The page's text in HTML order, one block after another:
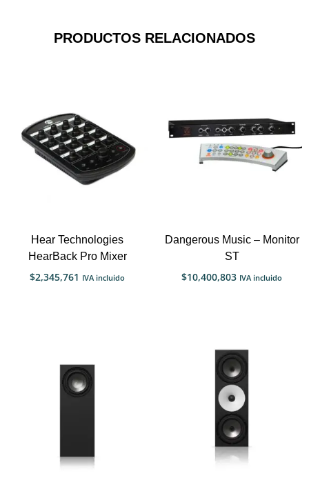
PRODUCTOS RELACIONADOS
Hear Technologies
HearBack Pro Mixer
$2,345,761 IVA incluido
Dangerous Music – Monitor
ST
$10,400,803 IVA incluido